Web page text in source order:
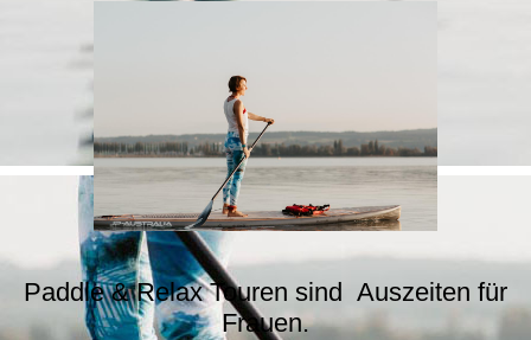
Paddle & Relax Touren sind Auszeiten für
Frauen.